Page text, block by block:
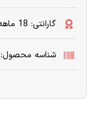
گارانتی: 18 ماهه پارسا الکترونیک
شناسه محصول: 2666615252104